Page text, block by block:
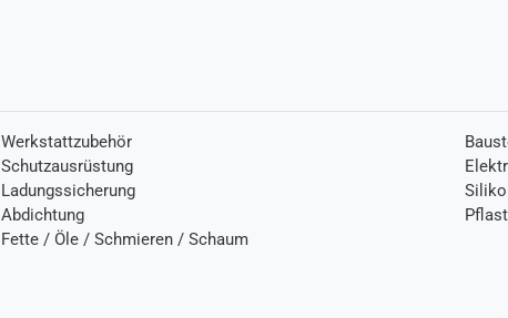
Werkstattzubehör
Schutzausrüstung
Ladungssicherung
Abdichtung
Fette / Öle / Schmieren / Schaum